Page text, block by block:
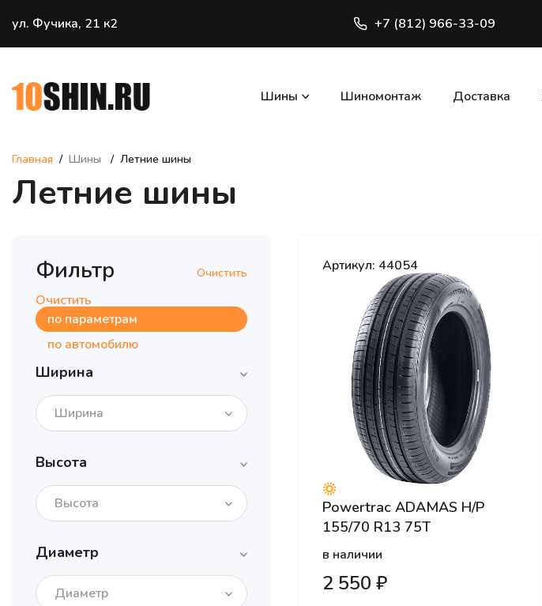
ул. Фучика, 21 к2 +7 (812) 966-33-09
Шины Шиномонтаж Доставка
Главная Шины Летние шины
Летние шины
Фильтр Очистить
Очистить
по параметрам
по автомобилю
Ширина
Ширина
Высота
Высота
Диаметр
Диаметр
Артикул: 44054
Powertrac ADAMAS H/P
155/70 R13 75T
в наличии
2 550 ₽